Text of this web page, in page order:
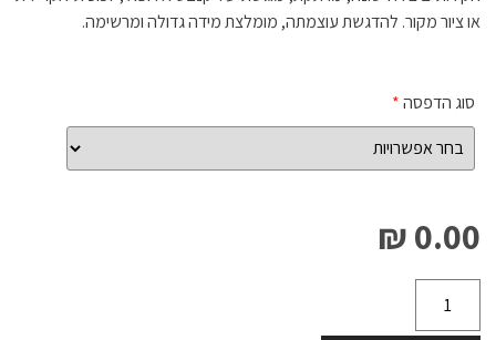
או ציור מקור. להדגשת עוצמתה, מומלצת מידה גדולה ומרשימה.
סוג הדפסה*
0.00 ₪